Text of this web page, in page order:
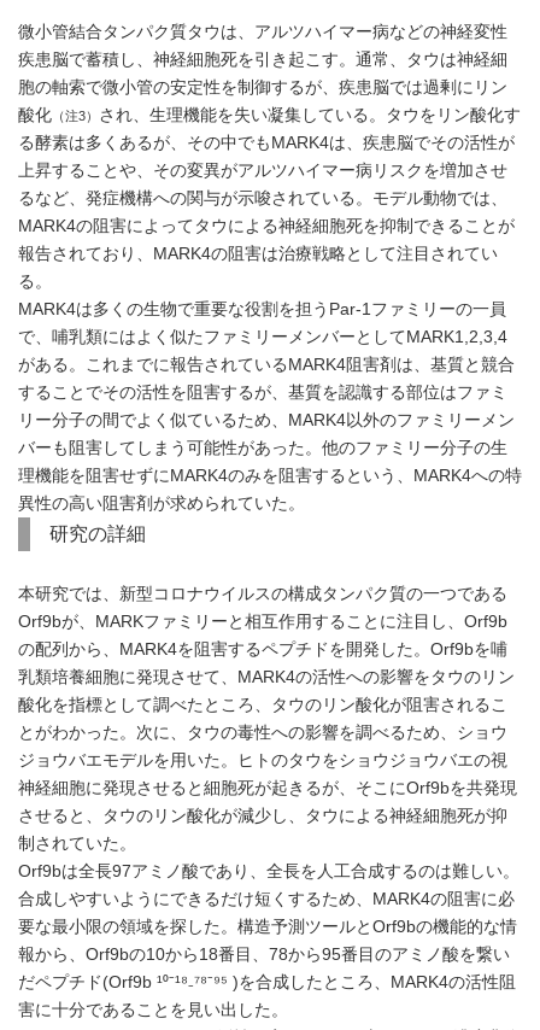
微小管結合タンパク質タウは、アルツハイマー病などの神経変性
疾患脳で蓄積し、神経細胞死を引き起こす。通常、タウは神経細
胞の軸索で微小管の安定性を制御するが、疾患脳では過剰にリン
酸化 （注3） され、生理機能を失い凝集している。タウをリン酸化す
る酵素は多くあるが、その中でもMARK4は、疾患脳でその活性が
上昇することや、その変異がアルツハイマー病リスクを増加させ
るなど、発症機構への関与が示唆されている。モデル動物では、
MARK4の阻害によってタウによる神経細胞死を抑制できることが
報告されており、MARK4の阻害は治療戦略として注目されてい
る。
MARK4は多くの生物で重要な役割を担うPar-1ファミリーの一員
で、哺乳類にはよく似たファミリーメンバーとしてMARK1,2,3,4
がある。これまでに報告されているMARK4阻害剤は、基質と競合
することでその活性を阻害するが、基質を認識する部位はファミ
リー分子の間でよく似ているため、MARK4以外のファミリーメン
バーも阻害してしまう可能性があった。他のファミリー分子の生
理機能を阻害せずにMARK4のみを阻害するという、MARK4への特
異性の高い阻害剤が求められていた。
研究の詳細
本研究では、新型コロナウイルスの構成タンパク質の一つである
Orf9bが、MARKファミリーと相互作用することに注目し、Orf9b
の配列から、MARK4を阻害するペプチドを開発した。Orf9bを哺
乳類培養細胞に発現させて、MARK4の活性への影響をタウのリン
酸化を指標として調べたところ、タウのリン酸化が阻害されるこ
とがわかった。次に、タウの毒性への影響を調べるため、ショウ
ジョウバエモデルを用いた。ヒトのタウをショウジョウバエの視
神経細胞に発現させると細胞死が起きるが、そこにOrf9bを共発現
させると、タウのリン酸化が減少し、タウによる神経細胞死が抑
制されていた。
Orf9bは全長97アミノ酸であり、全長を人工合成するのは難しい。
合成しやすいようにできるだけ短くするため、MARK4の阻害に必
要な最小限の領域を探した。構造予測ツールとOrf9bの機能的な情
報から、Orf9bの10から18番目、78から95番目のアミノ酸を繋い
だペプチド(Orf9b ¹⁰⁻¹⁸₋⁷⁸⁻⁹⁵ )を合成したところ、MARK4の活性阻
害に十分であることを見い出した。